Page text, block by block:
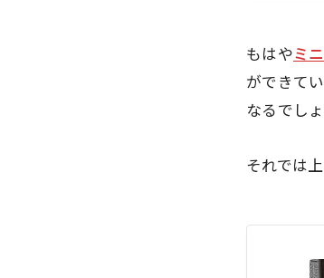
もはやミ
ができて
なるでしょ
それでは